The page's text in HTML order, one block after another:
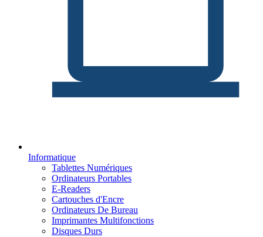
Informatique
Tablettes Numériques
Ordinateurs Portables
E-Readers
Cartouches d'Encre
Ordinateurs De Bureau
Imprimantes Multifonctions
Disques Durs